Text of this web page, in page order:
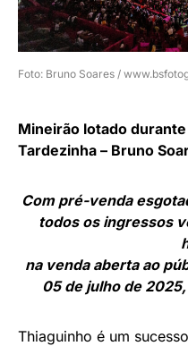
Foto: Bruno Soares /
Mineirão lotado
Tardezinha – Bruno
Com pré-venda
todos os ingressos
na venda aberta ao
05 de julho de
Thiaguinho é um